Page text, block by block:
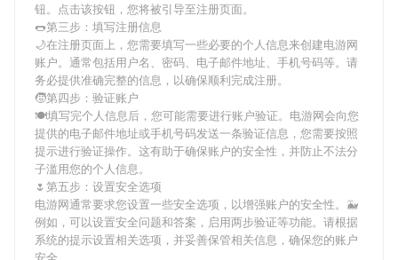
钮。点击该按钮，您将被引导至注册页面。
🌭第三步：填写注册信息
🌙在注册页面上，您需要填写一些必要的个人信息来创建电游网
账户。通常包括用户名、密码、电子邮件地址、手机号码等。请
务必提供准确完整的信息，以确保顺利完成注册。
🧒第四步：验证账户
🍽填写完个人信息后，您可能需要进行账户验证。 电游网会向您
提供的电子邮件地址或手机号码发送一条验证信息，您需要按照
提示进行验证操作。这有助于确保账户的安全性，并防止不法分
子滥用您的个人信息。
🌷第五步：设置安全选项
电游网通常要求您设置一些安全选项，以增强账户的安全性。🐳
例如，可以设置安全问题和答案，启用两步验证等功能。请根据
系统的提示设置相关选项，并妥善保管相关信息，确保您的账户